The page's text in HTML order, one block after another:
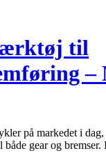
til
–
på markedet i
gear og